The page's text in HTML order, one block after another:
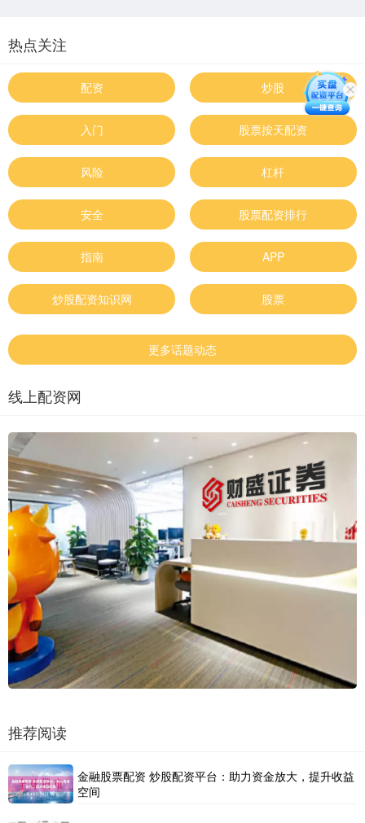
热点关注
配资 炒股
入门 股票按天配资
风险 杠杆
安全 股票配资排行
指南 APP
炒股配资知识网 股票
更多话题动态
线上配资网
推荐阅读
金融股票配资 炒股配资平台：助力资金放大，提升收益
空间